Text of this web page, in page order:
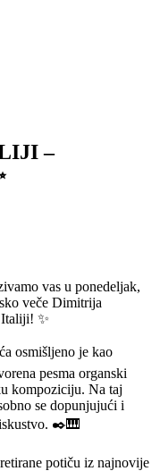
–
vas u ponedeljak,
veče Dimitrija
✨
osmišljeno je kao
pesma organski
kompoziciju. Na taj
se dopunjujući i
✒️🎹
potiču iz najnovije